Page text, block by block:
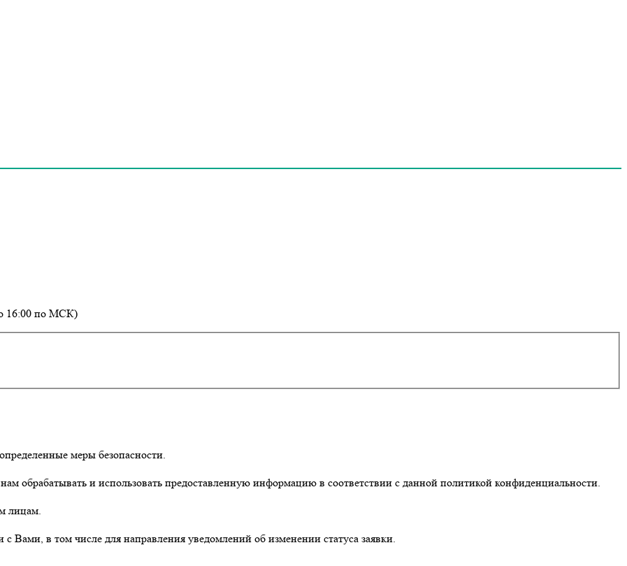
16:00 по МСК)
меры безопасности.
обрабатывать и использовать предоставленную информацию в соответствии с данной политикой конфиденциальности.
лицам.
Вами, в том числе для направления уведомлений об изменении статуса заявки.